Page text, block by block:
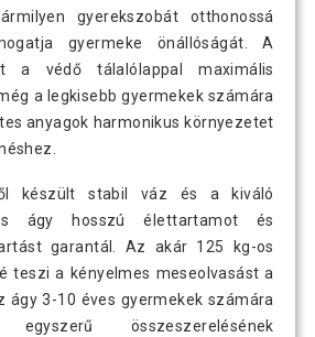
gyerekszobát otthonossá
gyermeke önállóságát. A
a védő tálalólappal maximális
a legkisebb gyermekek számára
anyagok harmonikus környezetet
készült stabil váz és a kiváló
ágy hosszú élettartamot és
garantál. Az akár 125 kg-os
teszi a kényelmes meseolvasást a
ágy 3-10 éves gyermekek számára
összeszerelésének